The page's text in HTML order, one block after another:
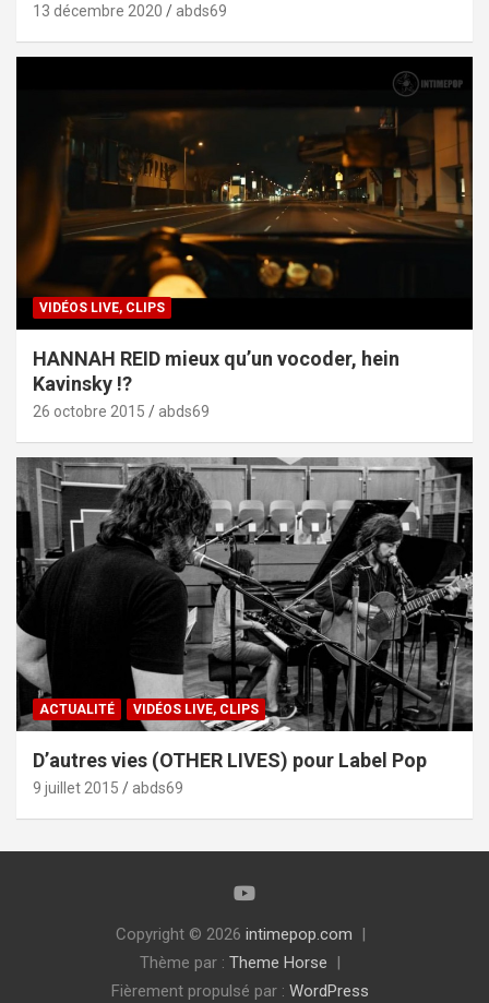
13 décembre 2020 abds69
VIDÉOS LIVE, CLIPS
HANNAH REID mieux qu’un vocoder, hein
Kavinsky !?
26 octobre 2015 abds69
ACTUALITÉ VIDÉOS LIVE, CLIPS
D’autres vies (OTHER LIVES) pour Label Pop
9 juillet 2015 abds69
Copyright © 2026 intimepop.com
Thème par : Theme Horse
Fièrement propulsé par : WordPress